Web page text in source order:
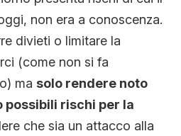
non era a conoscenza.
divieti o limitare la
(come non si fa
ma solo rendere noto
possibili rischi per la
che sia un attacco alla